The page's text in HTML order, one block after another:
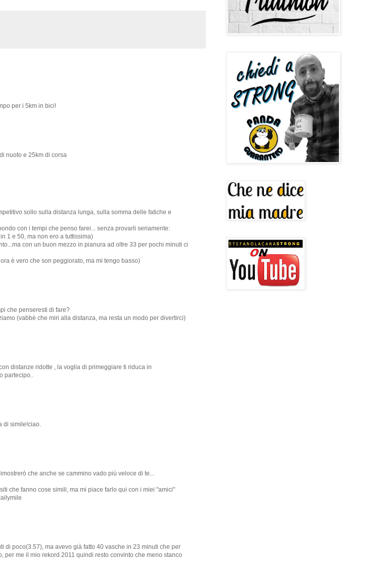
per i 5km in bici!
nuoto e 25km di corsa
sollo sulla distanza lunga, sulla somma delle fatiche e
con i tempi che penso farei... senza provarli seriamente:
1 e 50, ma non ero a tuttissima)
con un buon mezzo in pianura ad oltre 33 per pochi minuti ci
è vero che son peggiorato, ma mi tengo basso)
che penseresti di fare?
(vabbè che miri alla distanza, ma resta un modo per divertirci)
distanze ridotte , la voglia di primeggiare ti riduca in
partecipo..
di simile!ciao.
che anche se cammino vado più veloce di te...
che fanno cose simili, ma mi piace farlo qui con i miei "amici"
di poco(3.57), ma avevo già fatto 40 vasche in 23 minuti che per
per me il mio rekord 2011 quindi resto convinto che meno stanco